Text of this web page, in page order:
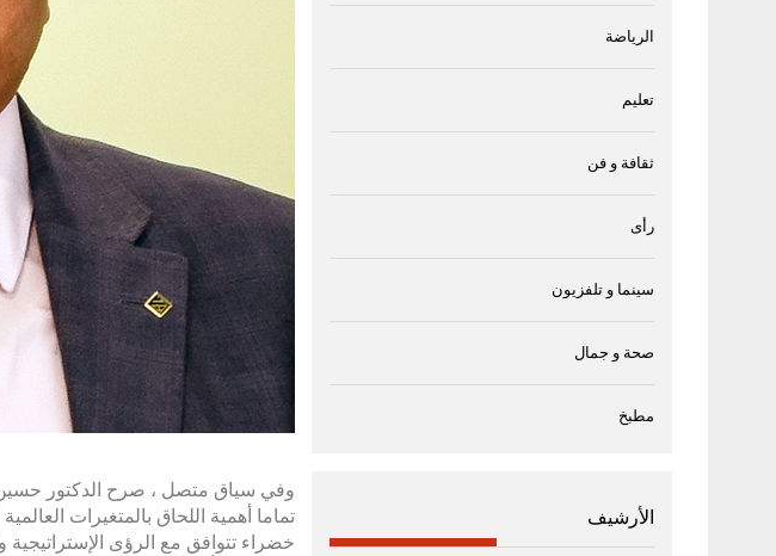
تماما أهمية اللحاق بالمتغيرات
الرياضة
تعليم
ثقافة و فن
رأى
سينما و تلفزيون
صحة و جمال
مطبخ
الأرشيف